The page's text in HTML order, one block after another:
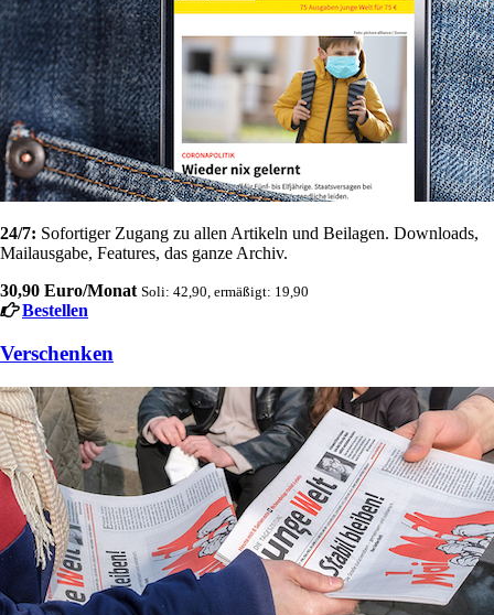
24/7: Sofortiger Zugang zu allen Artikeln und Beilagen. Downloads,
Mailausgabe, Features, das ganze Archiv.
30,90 Euro/Monat Soli: 42,90, ermäßigt: 19,90
Bestellen
Verschenken